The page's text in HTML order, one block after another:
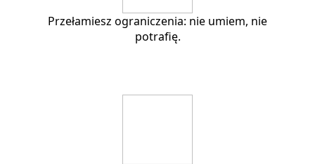
Przełamiesz ograniczenia: nie umiem, nie
potrafię.